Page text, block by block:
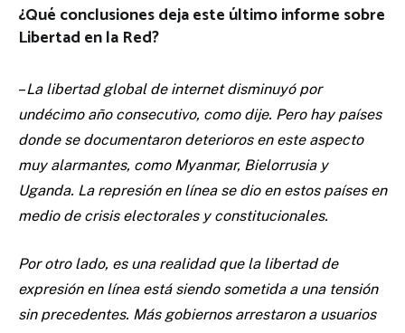
¿Qué conclusiones deja este último informe sobre
Libertad en la Red?
–La libertad global de internet disminuyó por
undécimo año consecutivo, como dije. Pero hay países
donde se documentaron deterioros en este aspecto
muy alarmantes, como Myanmar, Bielorrusia y
Uganda. La represión en línea se dio en estos países en
medio de crisis electorales y constitucionales.
Por otro lado, es una realidad que la libertad de
expresión en línea está siendo sometida a una tensión
sin precedentes. Más gobiernos arrestaron a usuarios